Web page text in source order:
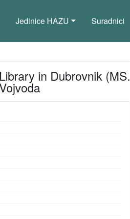
Jedinice HAZU Suradnici
in Dubrovnik (MS.